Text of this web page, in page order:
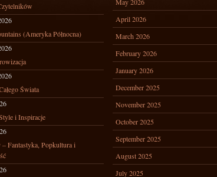
(Ameryka Północna)
Świata
i Inspiracje
Fantastyka, Popkultura i
April 2026
March 2026
February 2026
January 2026
December 2025
November 2025
October 2025
September 2025
August 2025
July 2025